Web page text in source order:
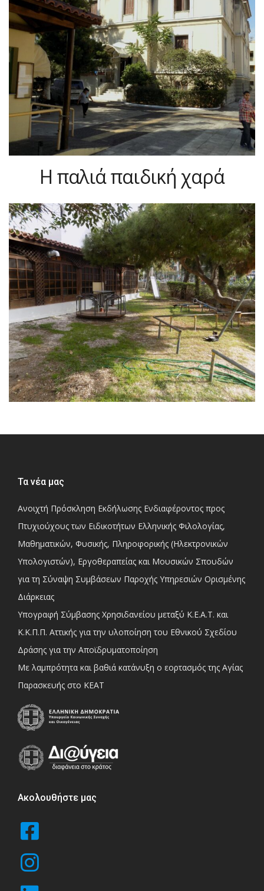
Η παλιά παιδική χαρά
Τα νέα μας
Ανοιχτή Πρόσκληση Εκδήλωσης Ενδιαφέροντος προς
Πτυχιούχους των Ειδικοτήτων Ελληνικής Φιλολογίας,
Μαθηματικών, Φυσικής, Πληροφορικής (Ηλεκτρονικών
Υπολογιστών), Εργοθεραπείας και Μουσικών Σπουδών
για τη Σύναψη Συμβάσεων Παροχής Υπηρεσιών Ορισμένης
Διάρκειας
Υπογραφή Σύμβασης Χρησιδανείου μεταξύ Κ.Ε.Α.Τ. και
Κ.Κ.Π.Π. Αττικής για την υλοποίηση του Εθνικού Σχεδίου
Δράσης για την Αποϊδρυματοποίηση
Με λαμπρότητα και βαθιά κατάνυξη ο εορτασμός της Αγίας
Παρασκευής στο ΚΕΑΤ
Ακολουθήστε μας